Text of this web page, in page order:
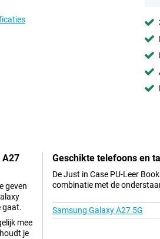
A27
geven
gaat.
mee
je
Geschikte telefoons en
De Just in Case PU-Leer
combinatie met de
Samsung Galaxy A27 5G